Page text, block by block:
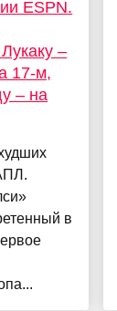
ESPN.
–
17-м,
– на
в